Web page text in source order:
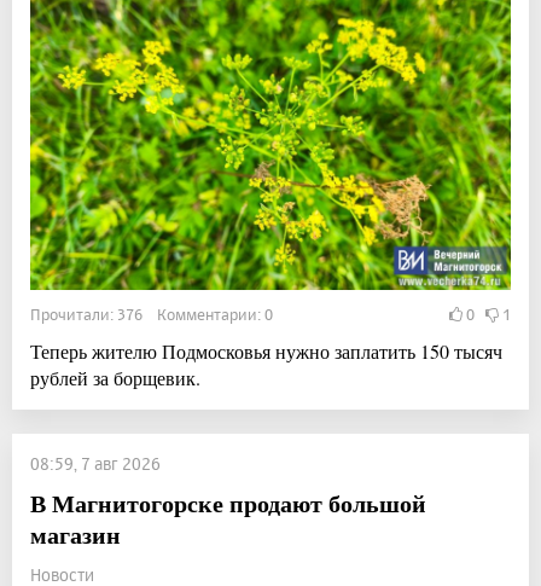
Прочитали: 376 Комментарии: 0 0 1
Теперь жителю Подмосковья нужно заплатить 150 тысяч
рублей за борщевик.
08:59, 7 авг 2026
В Магнитогорске продают большой
магазин
Новости